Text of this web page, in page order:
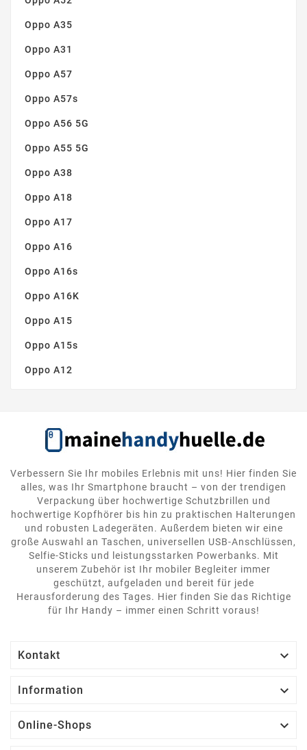
Oppo A35
Oppo A31
Oppo A57
Oppo A57s
Oppo A56 5G
Oppo A55 5G
Oppo A38
Oppo A18
Oppo A17
Oppo A16
Oppo A16s
Oppo A16K
Oppo A15
Oppo A15s
Oppo A12
Verbessern Sie Ihr mobiles Erlebnis mit uns! Hier finden Sie
alles, was Ihr Smartphone braucht – von der trendigen
Verpackung über hochwertige Schutzbrillen und
hochwertige Kopfhörer bis hin zu praktischen Halterungen
und robusten Ladegeräten. Außerdem bieten wir eine
große Auswahl an Taschen, universellen USB-Anschlüssen,
Selfie-Sticks und leistungsstarken Powerbanks. Mit
unserem Zubehör ist Ihr mobiler Begleiter immer
geschützt, aufgeladen und bereit für jede
Herausforderung des Tages. Hier finden Sie das Richtige
für Ihr Handy – immer einen Schritt voraus!
Kontakt 
Information 
Online-Shops 